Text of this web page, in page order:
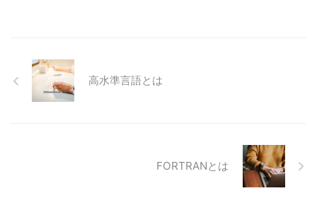
は、月や日の前にある0を削除
して「01月03日」ではなく「1
月3日」のように表記（01月
るとします。本来はAndroid端
末でしか動作しないアプリで
も、エミュレータを使用する
高水準言語とは
FORTRANとは